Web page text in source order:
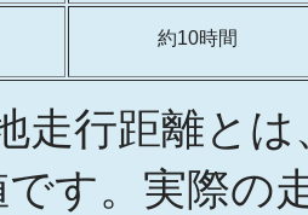
約10時間
行距離とは
す。実際の